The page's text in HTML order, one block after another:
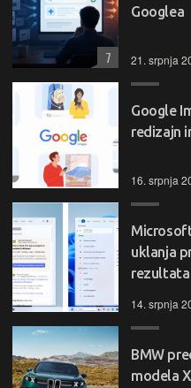
Googlea
21. srpnja
7
Google
redizajn
16. srpnja
uklanja
rezultata
14. srpnja
BMW
modela